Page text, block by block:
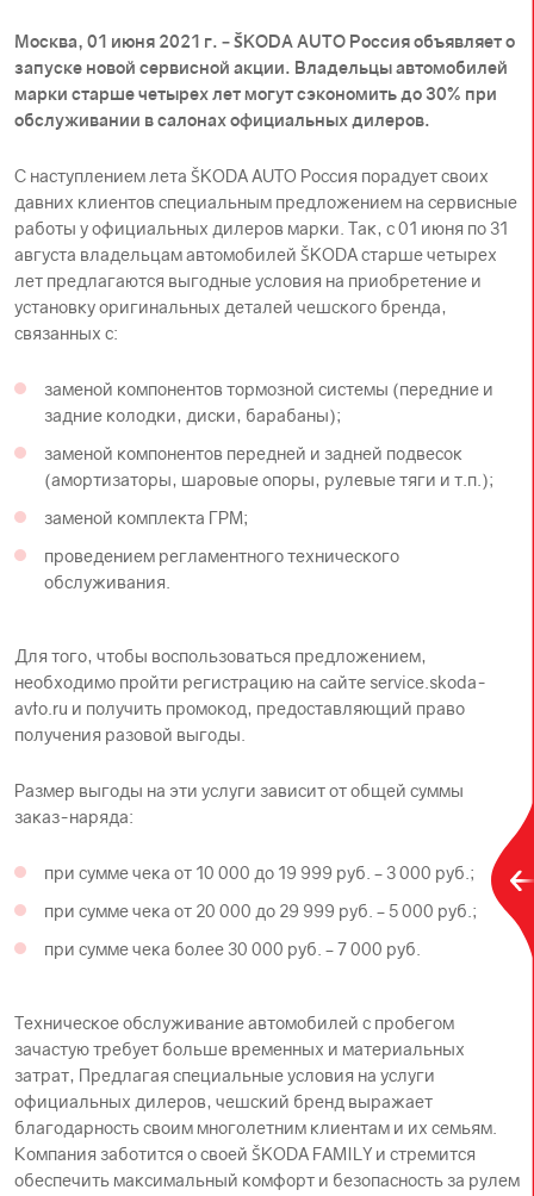
Москва, 01 июня 2021 г. – ŠKODА AUTO Россия объявляет о
запуске новой сервисной акции. Владельцы автомобилей
марки старше четырех лет могут сэкономить до 30% при
обслуживании в салонах официальных дилеров.
С наступлением лета ŠKODА AUTO Россия порадует своих
давних клиентов специальным предложением на сервисные
работы у официальных дилеров марки. Так, с 01 июня по 31
августа владельцам автомобилей ŠKODА старше четырех
лет предлагаются выгодные условия на приобретение и
установку оригинальных деталей чешского бренда,
связанных с:
заменой компонентов тормозной системы (передние и
задние колодки, диски, барабаны);
заменой компонентов передней и задней подвесок
(амортизаторы, шаровые опоры, рулевые тяги и т.п.);
заменой комплекта ГРМ;
проведением регламентного технического
обслуживания.
Для того, чтобы воспользоваться предложением,
необходимо пройти регистрацию на сайте service.skoda-
avto.ru и получить промокод, предоставляющий право
получения разовой выгоды.
Размер выгоды на эти услуги зависит от общей суммы
заказ-наряда:
при сумме чека от 10 000 до 19 999 руб. – 3 000 руб.;
при сумме чека от 20 000 до 29 999 руб. – 5 000 руб.;
при сумме чека более 30 000 руб. – 7 000 руб.
Техническое обслуживание автомобилей с пробегом
зачастую требует больше временных и материальных
затрат, Предлагая специальные условия на услуги
официальных дилеров, чешский бренд выражает
благодарность своим многолетним клиентам и их семьям.
Компания заботится о своей ŠKODА FAMILY и стремится
обеспечить максимальный комфорт и безопасность за рулем